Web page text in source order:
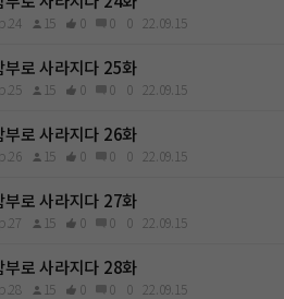
15 0 0 0 22.09.15
부로 사라지다 25화
15 0 0 0 22.09.15
부로 사라지다 26화
15 0 0 0 22.09.15
부로 사라지다 27화
15 0 0 0 22.09.15
부로 사라지다 28화
15 0 0 0 22.09.15